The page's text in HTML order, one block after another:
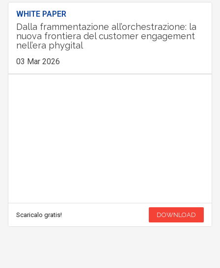
WHITE PAPER
Dalla frammentazione all’orchestrazione: la
nuova frontiera del customer engagement
nell’era phygital
03 Mar 2026
Scaricalo gratis! DOWNLOAD